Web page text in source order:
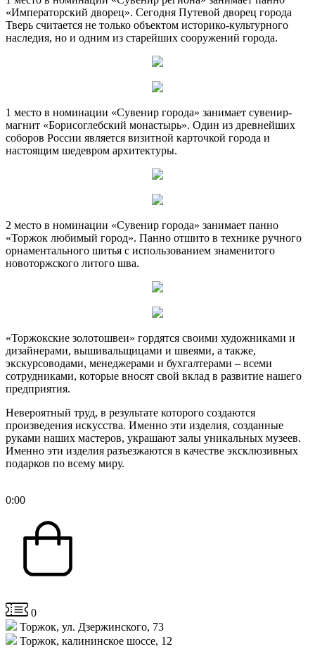
«Императорский дворец». Сегодня Путевой дворец города
Тверь считается не только объектом историко-культурного
наследия, но и одним из старейших сооружений города.
1 место в номинации «Сувенир города» занимает сувенир-
магнит «Борисоглебский монастырь». Один из древнейших
соборов России является визитной карточкой города и
настоящим шедевром архитектуры.
2 место в номинации «Сувенир города» занимает панно
«Торжок любимый город». Панно отшито в технике ручного
орнаментального шитья с использованием знаменитого
новоторжского литого шва.
«Торжокские золотошвеи» гордятся своими художниками и
дизайнерами, вышивальщицами и швеями, а также,
экскурсоводами, менеджерами и бухгалтерами – всеми
сотрудниками, которые вносят свой вклад в развитие нашего
предприятия.
Невероятный труд, в результате которого создаются
произведения искусства. Именно эти изделия, созданные
руками наших мастеров, украшают залы уникальных музеев.
Именно эти изделия разъезжаются в качестве эксклюзивных
подарков по всему миру.
0:00
0
Торжок, ул. Дзержинского, 73
Торжок, калининское шоссе, 12